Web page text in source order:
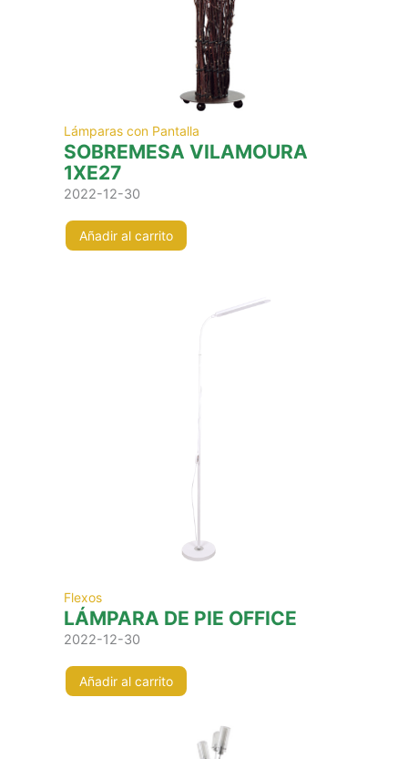
Lámparas con Pantalla
SOBREMESA VILAMOURA
1XE27
2022-12-30
Añadir al carrito
Flexos
LÁMPARA DE PIE OFFICE
2022-12-30
Añadir al carrito